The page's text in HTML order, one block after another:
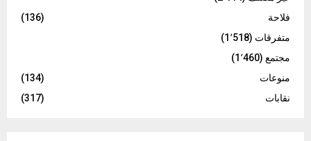
فلاحة
(136)
متفرقات (1٬518)
مجتمع (1٬460)
منوعات
(134)
نقابات
(317)